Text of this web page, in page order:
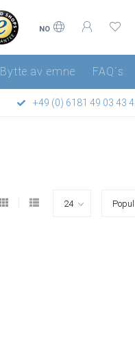
NO
Bytte av emne FAQ´s
+49 (0) 6181 49 03 43 4